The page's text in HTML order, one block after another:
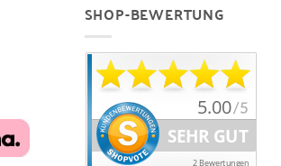
SHOP-BEWERTUNG